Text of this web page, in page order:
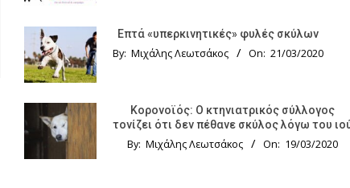
Επτά «υπερκινητικές» φυλές σκύλων
By: Μιχάλης Λεωτσάκος On: 21/03/2020
Κορονοϊός: Ο κτηνιατρικός σύλλογος
τονίζει ότι δεν πέθανε σκύλος λόγω του
By: Μιχάλης Λεωτσάκος On: 19/03/2020